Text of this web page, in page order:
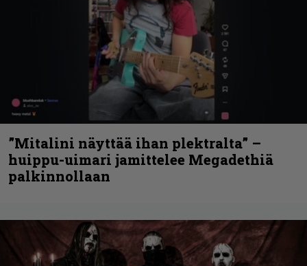
”Mitalini näyttää ihan plektralta” –
huippu-uimari jamittelee Megadethiä
palkinnollaan